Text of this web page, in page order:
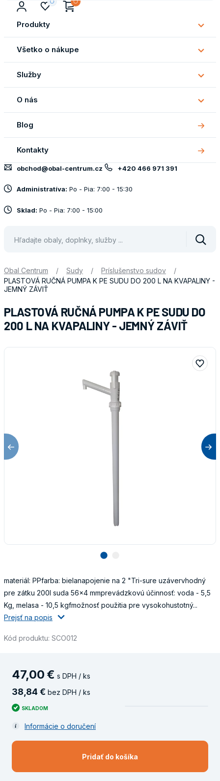
Produkty
Všetko o nákupe
o
Služby
O nás
O
nás
Blog
Kontakty
obchod@obal-centrum.cz +420 466 971 391
Administratíva: Po - Pia: 7:00 - 15:30
Sklad: Po - Pia: 7:00 - 15:00
Obal Centrum / Sudy / Príslušenstvo sudov
/
PLASTOVÁ RUČNÁ PUMPA K PE SUDU DO 200 L NA KVAPALINY -
JEMNÝ ZÁVIŤ
PLASTOVÁ RUČNÁ PUMPA K PE SUDU DO
200 L NA KVAPALINY - JEMNÝ ZÁVIŤ
lens
materiál: PPfarba: bielanapojenie na 2 "Tri-sure uzávervhodný
pre zátku 200l suda 56x4 mmprevádzkovú účinnosť: voda - 5,5
Kg, melasa - 10,5 kgfmožnosť použitia pre vysokohustotný...
Prejsť na popis
Kód produktu: SCO012
47,00 € s DPH / ks
38 84 € bez DPH / ks
SKLADOM
Informácie o doručení
Pridať do košíka